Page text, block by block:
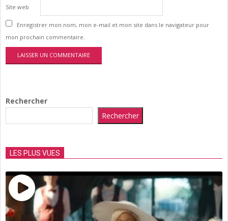
Site web
Enregistrer mon nom, mon e-mail et mon site dans le navigateur pour
mon prochain commentaire.
Rechercher
Rechercher
LES PLUS VUES